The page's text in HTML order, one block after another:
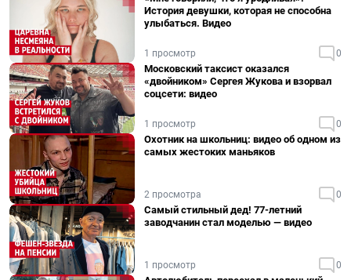
История девушки, которая не способна
улыбаться. Видео
1 просмотр 0
Московский таксист оказался
«двойником» Сергея Жукова и взорвал
соцсети: видео
1 просмотр 0
Охотник на школьниц: видео об одном из
самых жестоких маньяков
2 просмотра 0
Самый стильный дед! 77-летний
заводчанин стал моделью — видео
1 просмотр 0